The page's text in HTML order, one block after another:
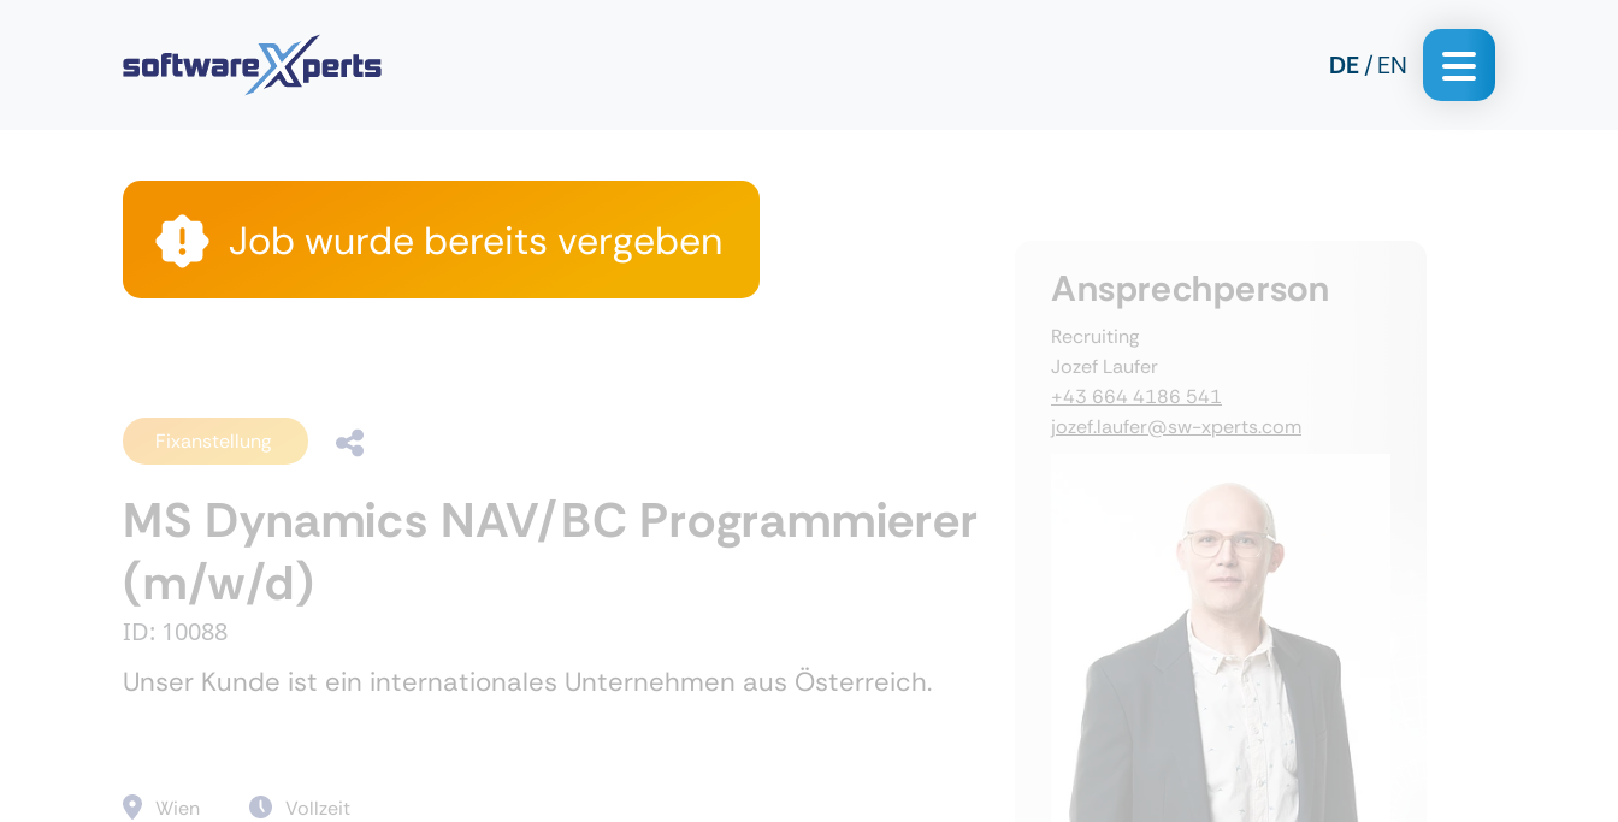
DE EN
Job wurde bereits vergeben
Fixanstellung
MS Dynamics NAV/BC Programmierer
(m/w/d)
ID: 10088
Unser Kunde ist ein internationales Unternehmen aus Österreich.
Wien
Vollzeit
Ansprechperson
Recruiting
Jozef Laufer
+43 664 4186 541
jozef.laufer@sw-xperts.com